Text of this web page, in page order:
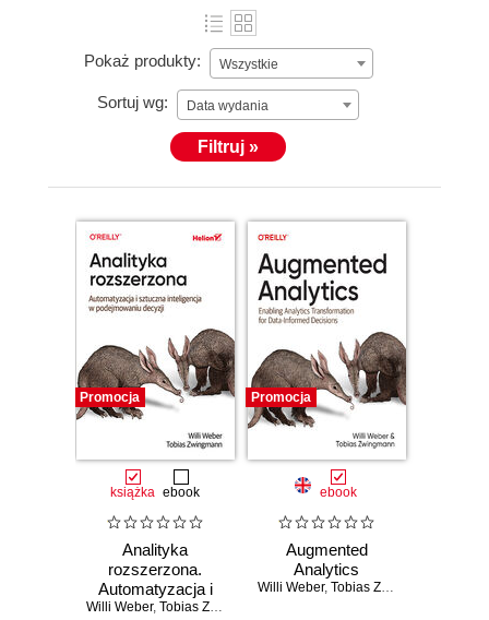
Pokaż produkty: Wszystkie
Sortuj wg: Data wydania
Filtruj »
Promocja
książka ebook
Analityka
rozszerzona.
Automatyzacja i
sztuczna
Willi Weber, Tobias Zwingmann
Promocja
ebook
Augmented
Analytics
Willi Weber, Tobias Zwingmann